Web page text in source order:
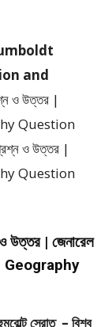
and
ও উত্তর |
Question
ও উত্তর |
Question
উত্তর | জেনারেল
Geography
স্রোত – বিশ্ব